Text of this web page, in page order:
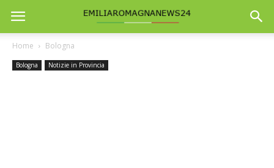
Home Bologna
Bologna Notizie in Provincia